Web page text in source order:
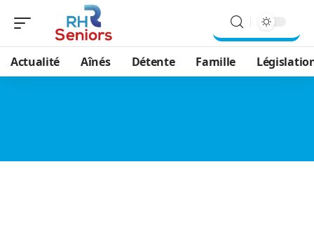
Actualité Aînés Détente Famille